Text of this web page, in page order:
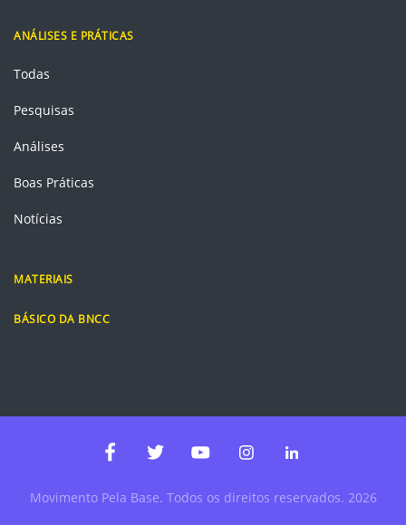
ANÁLISES E PRÁTICAS
Todas
Pesquisas
Análises
Boas Práticas
Notícias
MATERIAIS
BÁSICO DA BNCC
Facebook Twitter Youtube
Instagram
Movimento Pela Base. Todos os direitos reservados. 2026